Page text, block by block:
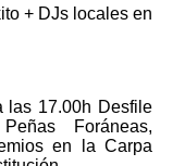
+ DJs locales en
las 17.00h Desfile
Foráneas,
en la Carpa